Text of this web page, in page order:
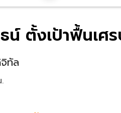
น์ ตั้งเป้าฟื้นเศ
ทัล